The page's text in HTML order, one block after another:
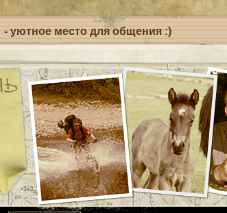
- уютное место для общения :)